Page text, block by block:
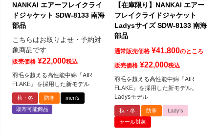
NANKAI エアーフレイクライ
ドジャケット SDW-8133 南海
部品
こちらはお取りよせ・予約対
象商品です
販売価格 ¥22,000税込
羽毛を越える高性能中綿『AIR
FLAKE』を採用した新モデル
秋・冬 防寒
men's
取寄可能商品
【在庫限り】NANKAI エアー
フレイクライドジャケット
Ladysサイズ SDW-8133 南海
部品
通常販売価格 ¥41,800のところ
販売価格 ¥22,000税込
羽毛を越える高性能中綿『AIR
FLAKE』を採用した新モデル。
Ladysモデル
秋・冬 防寒
Lady's
セール対象